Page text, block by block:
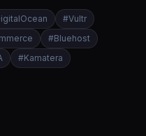
#Vultr
#Bluehost
#Kamatera